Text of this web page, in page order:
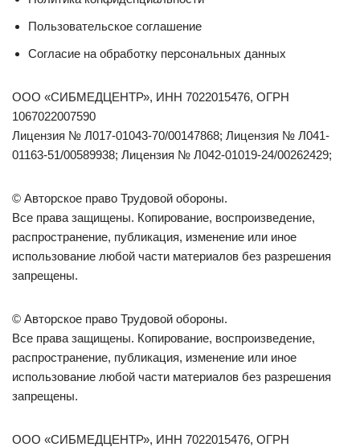
Пользовательское соглашение
Согласие на обработку персональных данных
ООО «СИБМЕДЦЕНТР», ИНН 7022015476, ОГРН
1067022007590
Лицензия № Л017-01043-70/00147868; Лицензия № Л041-
01163-51/00589938; Лицензия № Л042-01019-24/00262429;
© Авторское право Трудовой обороны.
Все права защищены. Копирование, воспроизведение,
распространение, публикация, изменение или иное
использование любой части материалов без разрешения
запрещены.
© Авторское право Трудовой обороны.
Все права защищены. Копирование, воспроизведение,
распространение, публикация, изменение или иное
использование любой части материалов без разрешения
запрещены.
ООО «СИБМЕДЦЕНТР», ИНН 7022015476, ОГРН